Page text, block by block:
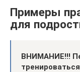
Примеры
для
ВНИМАНИЕ!!!